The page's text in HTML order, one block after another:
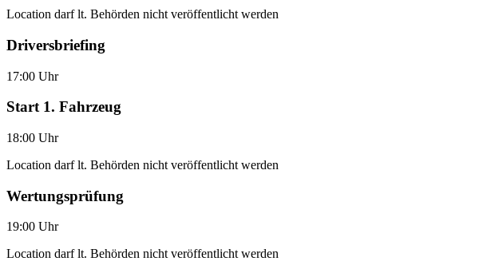
Location darf lt. Behörden nicht veröffentlicht werden
Driversbriefing
17:00 Uhr
Start 1. Fahrzeug
18:00 Uhr
Location darf lt. Behörden nicht veröffentlicht werden
Wertungsprüfung
19:00 Uhr
Location darf lt. Behörden nicht veröffentlicht werden